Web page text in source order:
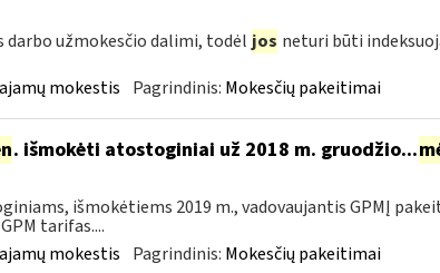
darbo užmokesčio dalimi, todėl jos neturi būti
mokestis Pagrindinis: Mokesčių pakeitimai
. išmokėti atostoginiai už 2018 m. gruodžio...
išmokėtiems 2019 m., vadovaujantis GPMĮ
tarifas....
mokestis Pagrindinis: Mokesčių pakeitimai